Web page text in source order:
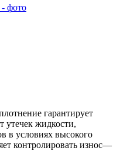
гарантирует
утечек жидкости,
в условиях высокого
контролировать износ—